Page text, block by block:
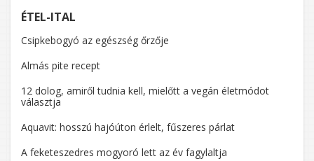
ÉTEL-ITAL
Csipkebogyó az egészség őrzője
Almás pite recept
12 dolog, amiről tudnia kell, mielőtt a vegán életmódot
választja
Aquavit: hosszú hajóúton érlelt, fűszeres párlat
A feketeszedres mogyoró lett az év fagylaltja